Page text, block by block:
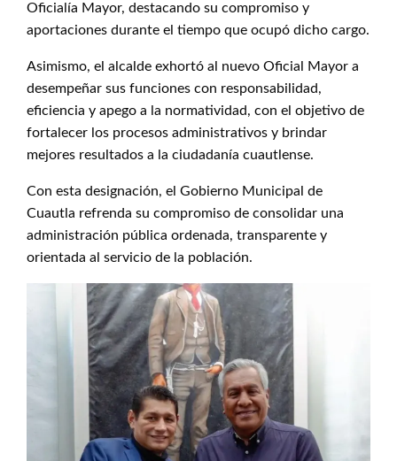
Oficialía Mayor, destacando su compromiso y
aportaciones durante el tiempo que ocupó dicho cargo.
Asimismo, el alcalde exhortó al nuevo Oficial Mayor a
desempeñar sus funciones con responsabilidad,
eficiencia y apego a la normatividad, con el objetivo de
fortalecer los procesos administrativos y brindar
mejores resultados a la ciudadanía cuautlense.
Con esta designación, el Gobierno Municipal de
Cuautla refrenda su compromiso de consolidar una
administración pública ordenada, transparente y
orientada al servicio de la población.